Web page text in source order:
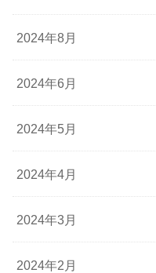
2024年8月
2024年6月
2024年5月
2024年4月
2024年3月
2024年2月